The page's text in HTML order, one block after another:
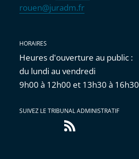
rouen@juradm.fr
HORAIRES
Heures d'ouverture au public :
du lundi au vendredi
9h00 à 12h00 et 13h30 à 16h30
SUIVEZ LE TRIBUNAL ADMINISTRATIF
Flux
RSS